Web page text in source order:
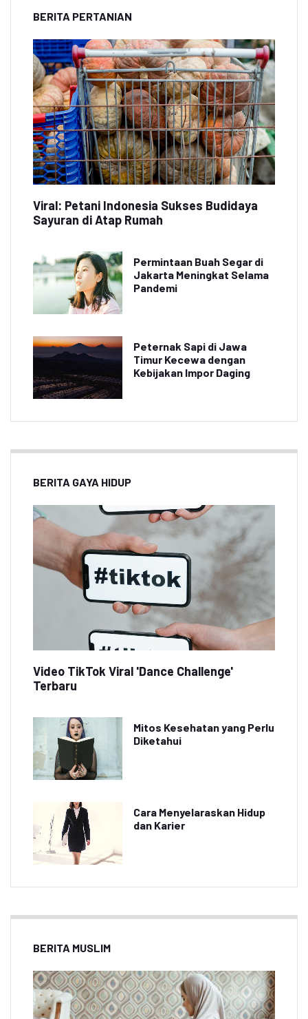
BERITA PERTANIAN
Viral: Petani Indonesia Sukses Budidaya
Sayuran di Atap Rumah
Permintaan Buah Segar di
Jakarta Meningkat Selama
Pandemi
Peternak Sapi di Jawa
Timur Kecewa dengan
Kebijakan Impor Daging
BERITA GAYA HIDUP
Video TikTok Viral 'Dance Challenge'
Terbaru
Mitos Kesehatan yang Perlu
Diketahui
Cara Menyelaraskan Hidup
dan Karier
BERITA MUSLIM